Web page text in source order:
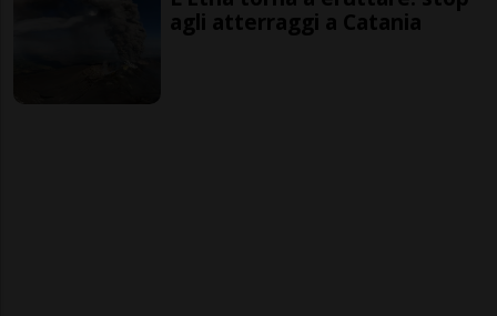
agli atterraggi a Catania